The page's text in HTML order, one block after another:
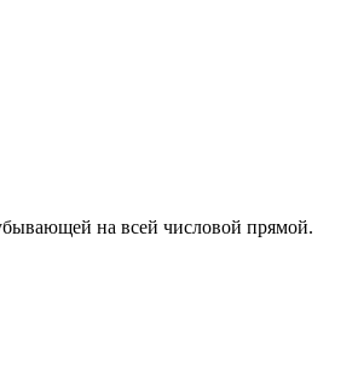
на всей числовой прямой.